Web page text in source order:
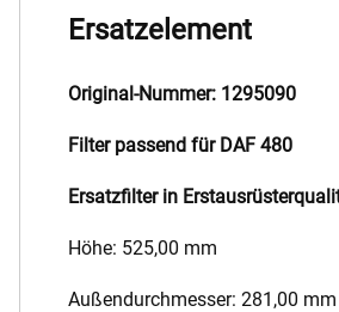
Ersatzelement
Original-Nummer: 1295090
Filter passend für DAF 480
Ersatzfilter in
Höhe: 525,00 mm
Außendurchmesser: 281,00 mm